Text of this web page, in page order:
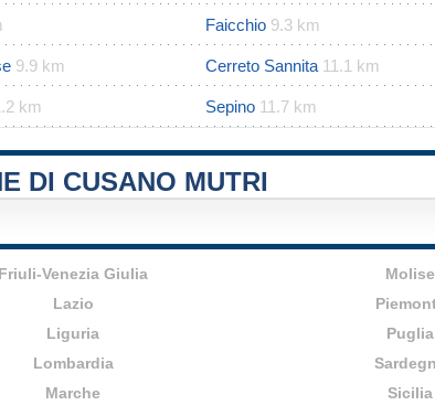
Faicchio 9.3 km
9.9 km Cerreto Sannita 11.1 km
km Sepino 11.7 km
DI CUSANO MUTRI
Friuli-Venezia Giulia
Lazio
Liguria
Lombardia
Marche
Molise
Puglia
Sicilia